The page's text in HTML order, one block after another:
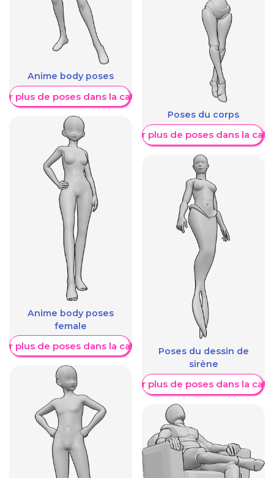
Anime body poses
plus de poses dans la catégorie
Anime body poses
female
plus de poses dans la catégorie
Poses du corps
Afficher plus de poses dans la
Poses du dessin de
sirène
Afficher plus de poses dans la